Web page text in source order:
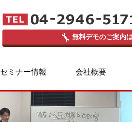
無料デモのご案内
セミナー情報 会社概要